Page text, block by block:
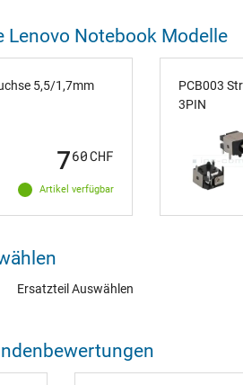
Lenovo Notebook Modelle
5,5/1,7mm
Artikel verfügbar
760CHF
PCB003
3PIN